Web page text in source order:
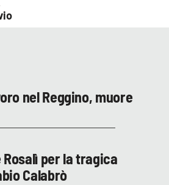
nel Reggino, muore
per la tragica
Calabrò